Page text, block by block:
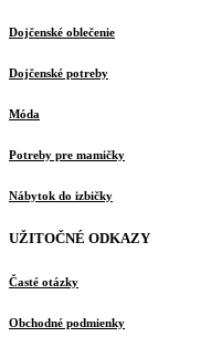
Dojčenské oblečenie
Dojčenské potreby
Móda
Potreby pre mamičky
Nábytok do izbičky
UŽITOČNÉ ODKAZY
Časté otázky
Obchodné podmienky